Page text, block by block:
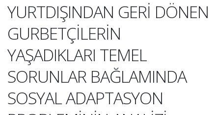
YURTDIŞINDAN GERİ DÖNEN
GURBETÇİLERİN
YAŞADIKLARI TEMEL
SORUNLAR BAĞLAMINDA
SOSYAL ADAPTASYON